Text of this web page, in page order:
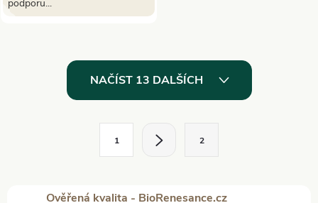
podporu...
NAČÍST 13 DALŠÍCH
1 2
Ověřená kvalita - BioRenesance.cz